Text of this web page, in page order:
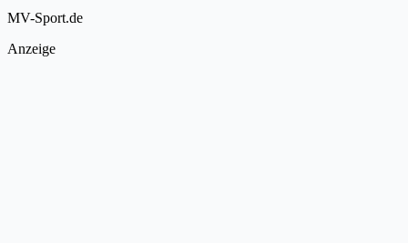
MV-Sport.de
Anzeige